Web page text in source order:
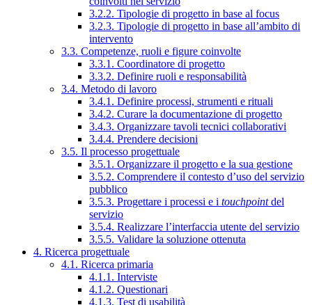
3.2.2. Tipologie di progetto in base al focus
3.2.3. Tipologie di progetto in base all’ambito di
intervento
3.3. Competenze, ruoli e figure coinvolte
3.3.1. Coordinatore di progetto
3.3.2. Definire ruoli e responsabilità
3.4. Metodo di lavoro
3.4.1. Definire processi, strumenti e rituali
3.4.2. Curare la documentazione di progetto
3.4.3. Organizzare tavoli tecnici collaborativi
3.4.4. Prendere decisioni
3.5. Il processo progettuale
3.5.1. Organizzare il progetto e la sua gestione
3.5.2. Comprendere il contesto d’uso del servizio
pubblico
3.5.3. Progettare i processi e i touchpointdel
servizio
3.5.4. Realizzare l’interfaccia utente del servizio
3.5.5. Validare la soluzione ottenuta
4. Ricerca progettuale
4.1. Ricerca primaria
4.1.1. Interviste
4.1.2. Questionari
4.1.3. Test di usabilità